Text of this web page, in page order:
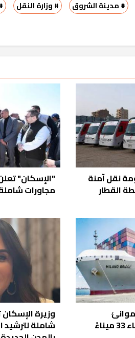
# مدينة الشروق # وزارة النقل
نقل آمنة
القطار مجاورات
والأسطول البحري وإنشاء 33 ميناءً
وزيرة
شاملة لترشيد